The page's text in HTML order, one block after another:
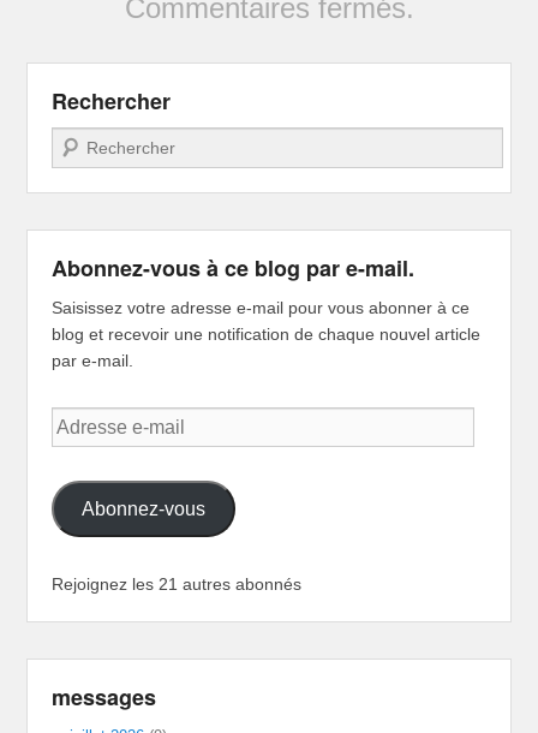
Commentaires fermés.
Rechercher
Recherche
Abonnez-vous à ce blog par e-mail.
Saisissez votre adresse e-mail pour vous abonner à ce
blog et recevoir une notification de chaque nouvel article
par e-mail.
Adresse
e-
Abonnez-vous
Rejoignez les 21 autres abonnés
messages